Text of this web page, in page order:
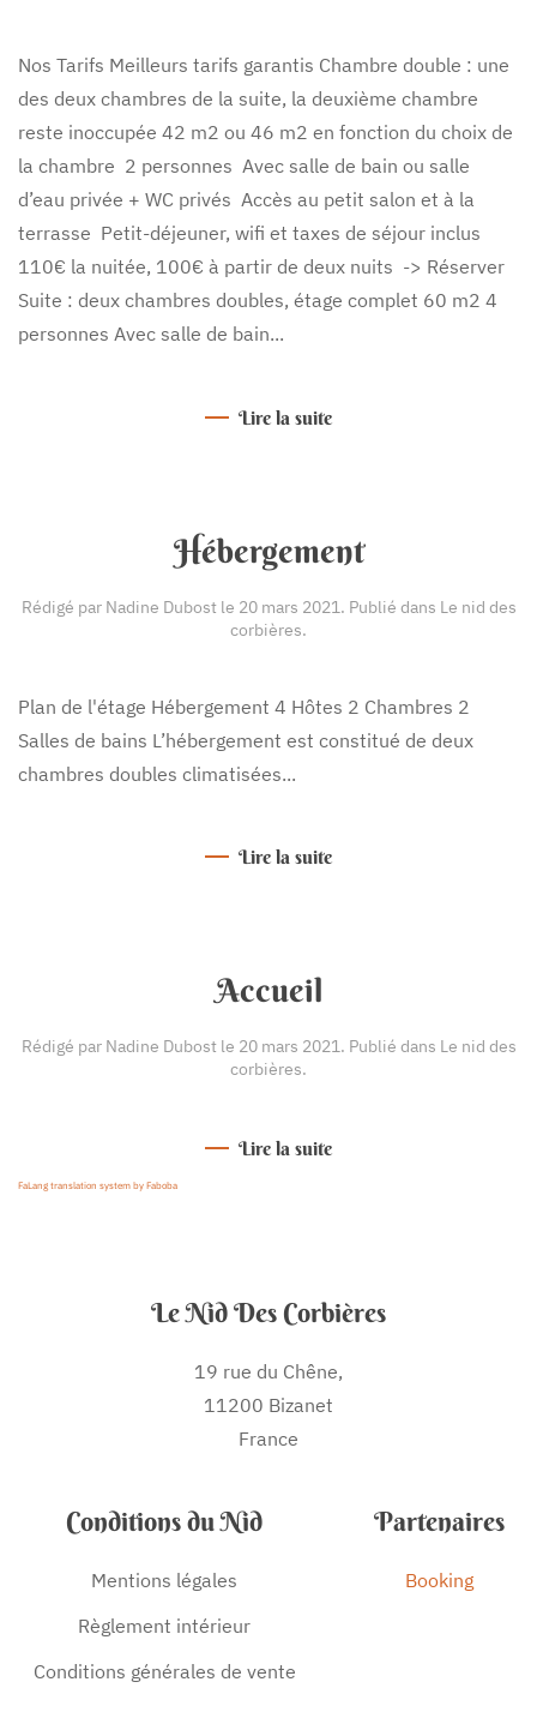
Nos Tarifs Meilleurs tarifs garantis Chambre double : une
des deux chambres de la suite, la deuxième chambre
reste inoccupée 42 m2 ou 46 m2 en fonction du choix de
la chambre 2 personnes Avec salle de bain ou salle
d’eau privée + WC privés Accès au petit salon et à la
terrasse Petit-déjeuner, wifi et taxes de séjour inclus
110€ la nuitée, 100€ à partir de deux nuits -> Réserver
Suite : deux chambres doubles, étage complet 60 m2 4
personnes Avec salle de bain...
Lire la suite
Hébergement
Rédigé par Nadine Dubost le 20 mars 2021 . Publié dans Le nid des
corbières.
Plan de l'étage Hébergement 4 Hôtes 2 Chambres 2
Salles de bains L’hébergement est constitué de deux
chambres doubles climatisées...
Lire la suite
Accueil
Rédigé par Nadine Dubost le 20 mars 2021. Publié dans Le nid des
corbières.
Lire la suite
FaLang translation system by Faboba
Le Nid Des Corbières
19 rue du Chêne,
11200 Bizanet
France
Conditions du Nid
Mentions légales
Règlement intérieur
Conditions générales de vente
Partenaires
Booking